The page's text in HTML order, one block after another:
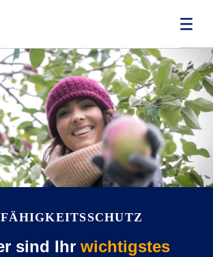
sind Ihr wichtigstes